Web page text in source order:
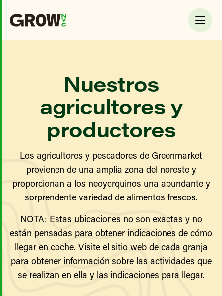
Nuestros
agricultores y
productores
Los agricultores y pescadores de Greenmarket
provienen de una amplia zona del noreste y
proporcionan a los neoyorquinos una abundante y
sorprendente variedad de alimentos frescos.
NOTA: Estas ubicaciones no son exactas y no
están pensadas para obtener indicaciones de cómo
llegar en coche. Visite el sitio web de cada granja
para obtener información sobre las actividades que
se realizan en ella y las indicaciones para llegar.